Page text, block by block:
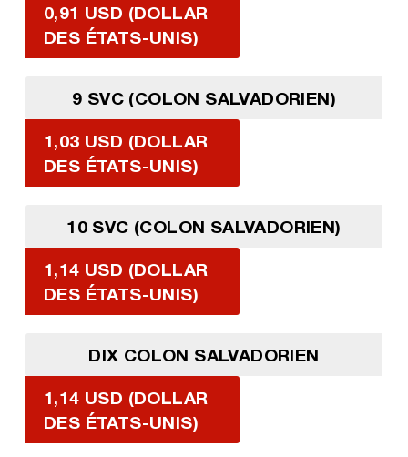
0,91 USD (DOLLAR
DES ÉTATS-UNIS)
9 SVC (COLON SALVADORIEN)
1,03 USD (DOLLAR
DES ÉTATS-UNIS)
10 SVC (COLON SALVADORIEN)
1,14 USD (DOLLAR
DES ÉTATS-UNIS)
DIX COLON SALVADORIEN
1,14 USD (DOLLAR
DES ÉTATS-UNIS)